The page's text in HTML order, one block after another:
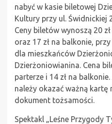
nabyć w kasie biletowej
Kultury przy ul. Świdnickiej
Ceny biletów wynoszą 20
oraz 17 zł na balkonie,
dla mieszkańców
Dzierżoniowianina. Cena
parterze i 14 zł na
należy okazać ważną kartę
dokument tożsamości.
Spektakl „Leśne Przygody